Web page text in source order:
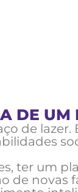
DE UM
de
ter um
de novas